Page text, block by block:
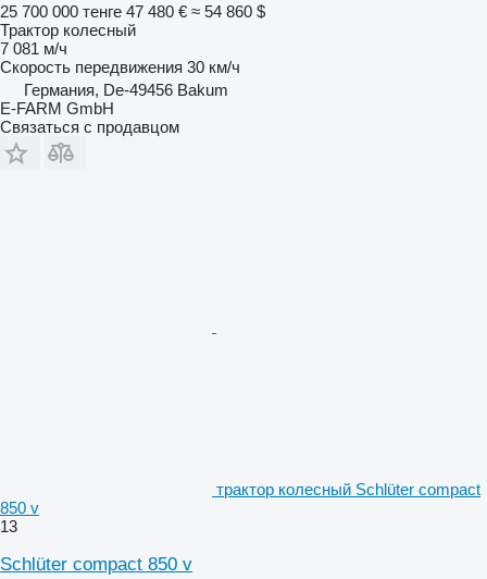
25 700 000 тенге 47 480 € ≈ 54 860 $
Трактор колесный
7 081 м/ч
Скорость передвижения 30 км/ч
Германия, De-49456 Bakum
E-FARM GmbH
Связаться с продавцом
трактор колесный Schlüter compact
850 v
13
Schlüter compact 850 v